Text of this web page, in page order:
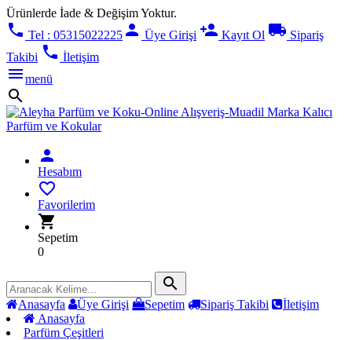
Ürünlerde İade & Değişim Yoktur.
phone Tel : 05315022225 person Üye Girişi person_add Kayıt Ol local_shipping Sipariş
Takibi phone İletişim
menumenü
search
person
Hesabım
favorite_border
Favorilerim
shopping_cart
Sepetim
0
search
Anasayfa Üye Girişi Sepetim Sipariş Takibi
İletişim
Anasayfa
Parfüm Çeşitleri